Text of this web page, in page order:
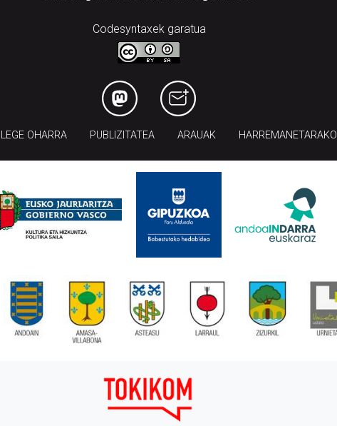
Codesyntaxek garatua
LEGE OHARRA PUBLIZITATEA ARAUAK HARREMANETARAKO